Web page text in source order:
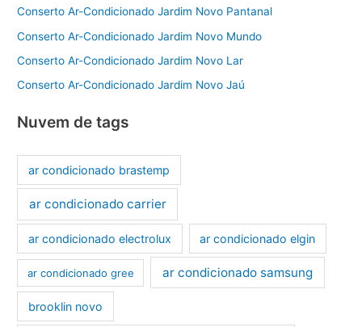
Conserto Ar-Condicionado Jardim Novo Pantanal
Conserto Ar-Condicionado Jardim Novo Mundo
Conserto Ar-Condicionado Jardim Novo Lar
Conserto Ar-Condicionado Jardim Novo Jaú
Nuvem de tags
ar condicionado brastemp
ar condicionado carrier
ar condicionado electrolux ar condicionado elgin
ar condicionado gree ar condicionado samsung
brooklin novo